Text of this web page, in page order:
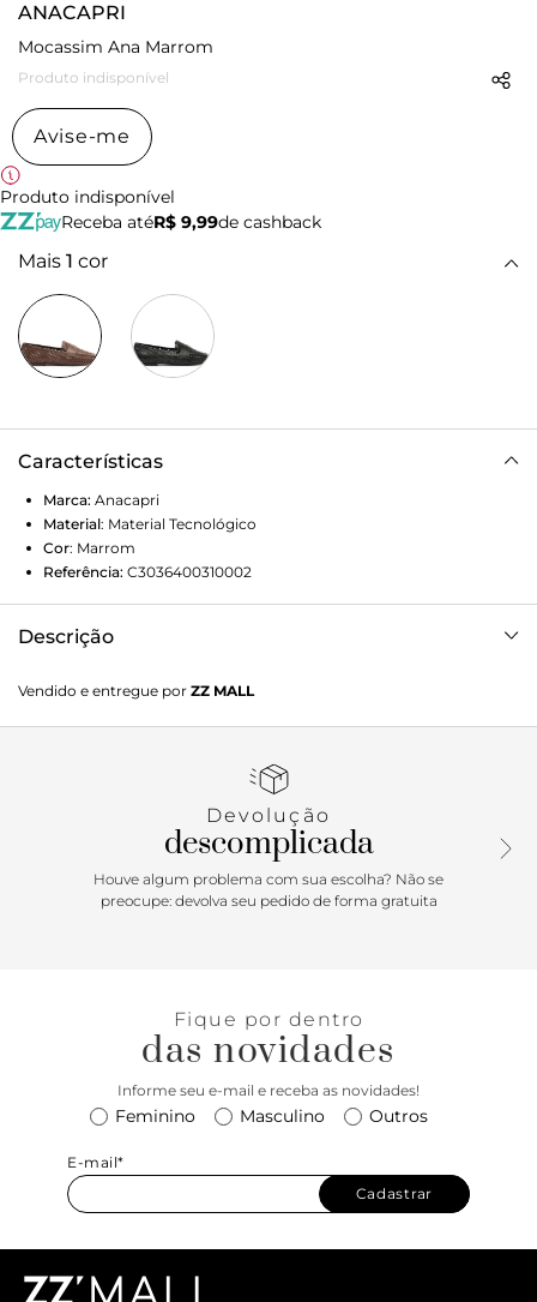
ANACAPRI
Mocassim Ana Marrom
Produto indisponível
Avise-me
Produto indisponível
Receba atéR$ 9,99de cashback
Mais 1 cor
Características
Marca: Anacapri
Material: Material Tecnológico
Cor: Marrom
Referência: C3036400310002
Descrição
emborrachado, com leve saltinho traseiro e bico
arredondado, o modelo traz recorte lateral imponente e tira
recorte a laser e detalhe em perfuros delicados. Com
biqueira, calcanhar e laterais da gáspea, possui palmilha
acolchoada comfy no mesmo tom do mocassim, com
assinatura Anacapri em carimbo metalizado. Porque
Apostar: O mood minimal trendy vem com tudo para
Vendido e entregue por ZZ MALL
Devolução
descomplicada
Houve algum problema com sua escolha? Não se
preocupe: devolva seu pedido de forma gratuita
Fique por dentro
das novidades
Informe seu e-mail e receba as novidades!
Feminino Masculino Outros
E-mail*
Cadastrar